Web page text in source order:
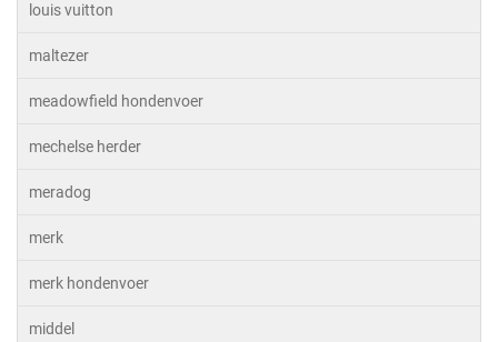
louis vuitton
maltezer
meadowfield hondenvoer
mechelse herder
meradog
merk
merk hondenvoer
middel